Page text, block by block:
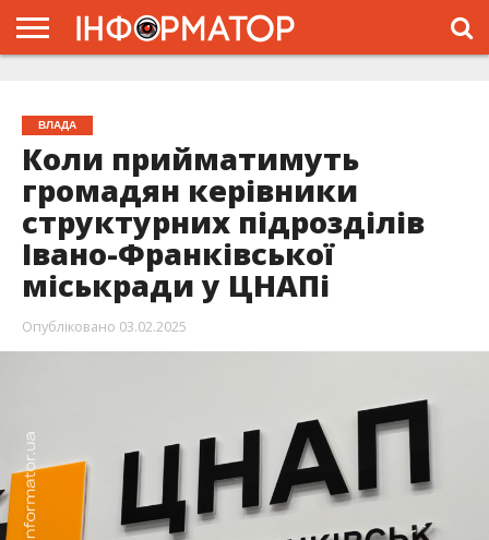
ВЛАДА
Коли прийматимуть
громадян керівники
структурних підрозділів
Івано-Франківської
міськради у ЦНАПі
Опубліковано 03.02.2025